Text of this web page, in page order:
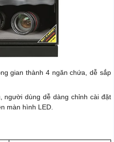
gian thành 4 ngăn chứa, dễ sắp
người dùng dễ dàng chỉnh cài đặt
màn hình LED.